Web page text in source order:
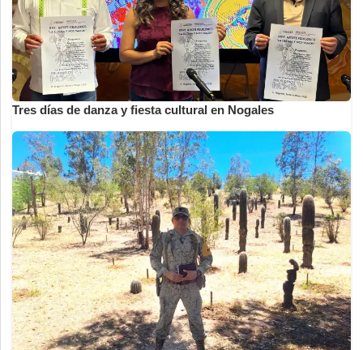
Tres días de danza y fiesta cultural en Nogales